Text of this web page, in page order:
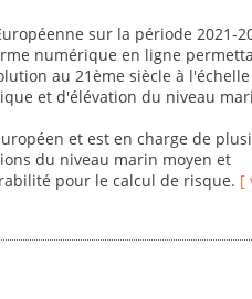
sur la période 2021-
numérique en ligne
au 21ème siècle à l'échelle
et d'élévation du niveau
et est en charge de
du niveau marin moyen et
pour le calcul de risque. [